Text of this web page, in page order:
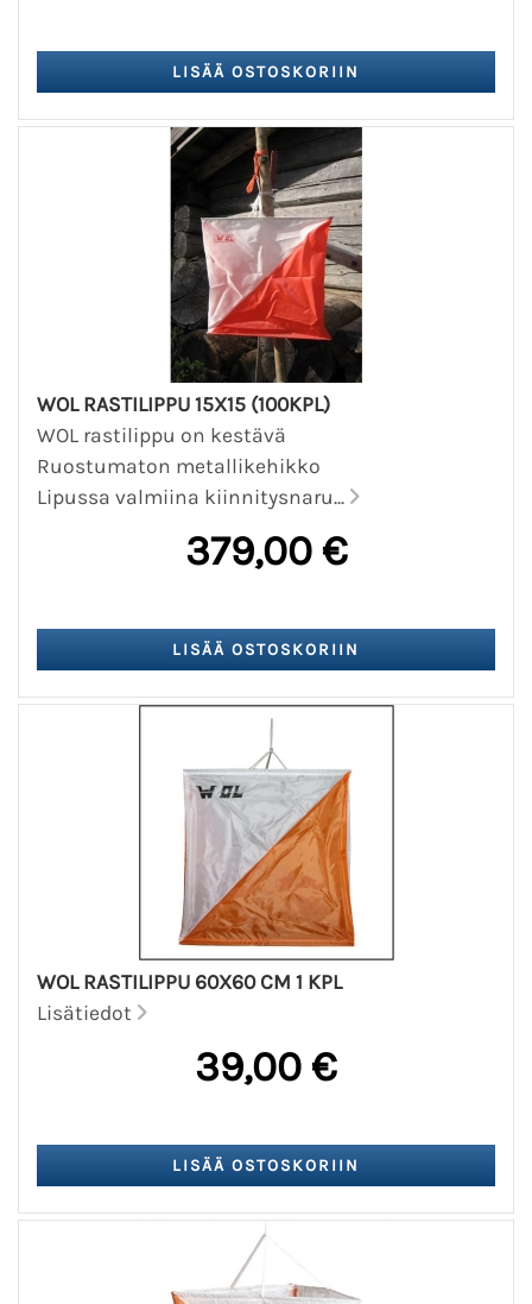
WOL RASTILIPPU 15X15 (100KPL)
WOL rastilippu on kestävä
Ruostumaton metallikehikko
Lipussa valmiina kiinnitysnaru...
379,00 €
WOL RASTILIPPU 60X60 CM 1 KPL
Lisätiedot
39,00 €